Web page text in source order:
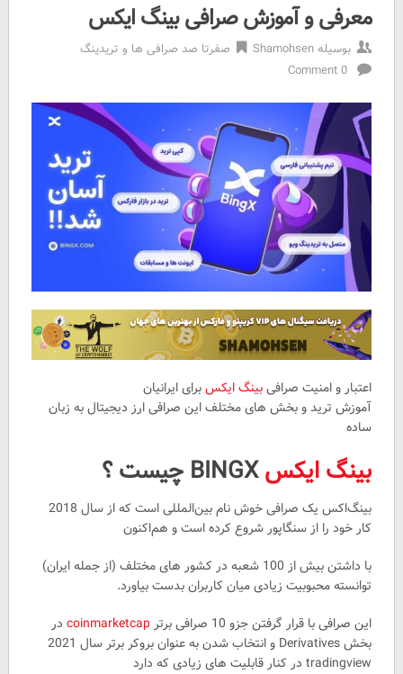
معرفی و آموزش صرافی بینگ ایکس
بوسیلهShamohsen
صفرتا صد صرافی ها و تریدینگ
0 Comment
اعتبار و امنیت صرافیبینگ ایکسبرای ایرانیان
آموزش ترید و بخش های مختلف این صرافی ارز دیجیتال به زبان
ساده
بینگ ایکسBINGX چیست ؟
بینگ‌اکس یک صرافی خوش نام بین‌المللی است که از سال 2018
کار خود را از سنگاپور شروع کرده است و هم‌اکنون
با داشتن بیش از 100 شعبه در کشور های مختلف (از جمله ایران)
توانسته محبوبیت زیادی میان کاربران بدست بیاورد.
این صرافی با قرار گرفتن جزو 10 صرافی برتر
coinmarketcapدر
بخش Derivatives و انتخاب شدن به عنوان بروکر برتر سال 2021
tradingview در کنار قابلیت های زیادی که دارد